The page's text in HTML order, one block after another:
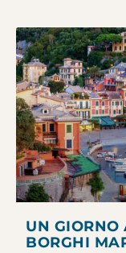
UN GIORNO
BORGHI